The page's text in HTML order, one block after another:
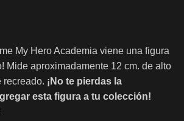
My Hero Academia viene una figura
Mide aproximadamente 12 cm. de alto
recreado. ¡No te pierdas la
esta figura a tu colección!